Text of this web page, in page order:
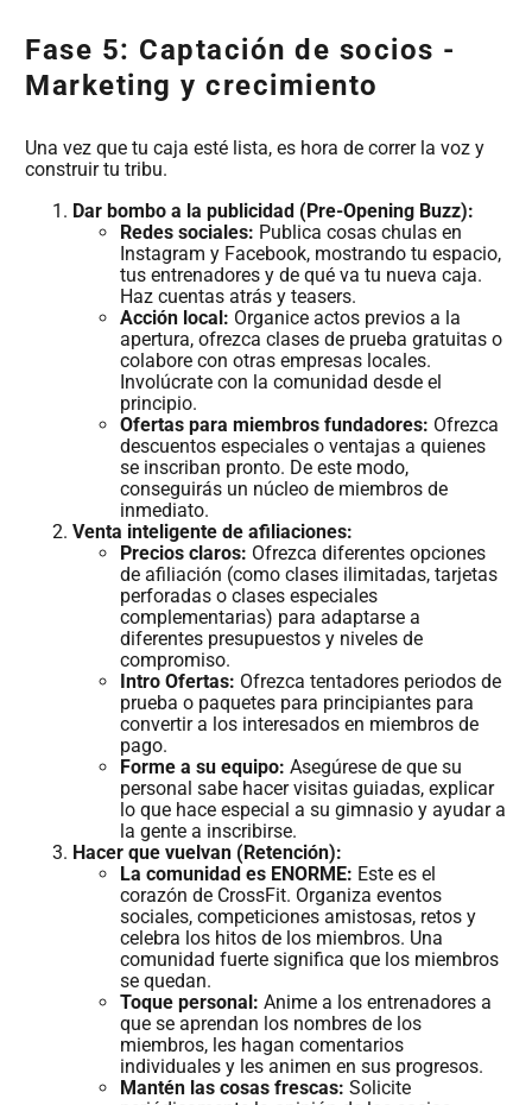
Fase 5: Captación de socios -
Marketing y crecimiento
Una vez que tu caja esté lista, es hora de correr la voz y
construir tu tribu.
Dar bombo a la publicidad (Pre-Opening Buzz):
Redes sociales: Publica cosas chulas en
Instagram y Facebook, mostrando tu espacio,
tus entrenadores y de qué va tu nueva caja.
Haz cuentas atrás y teasers.
Acción local: Organice actos previos a la
apertura, ofrezca clases de prueba gratuitas o
colabore con otras empresas locales.
Involúcrate con la comunidad desde el
principio.
Ofertas para miembros fundadores: Ofrezca
descuentos especiales o ventajas a quienes
se inscriban pronto. De este modo,
conseguirás un núcleo de miembros de
inmediato.
Venta inteligente de afiliaciones:
Precios claros: Ofrezca diferentes opciones
de afiliación (como clases ilimitadas, tarjetas
perforadas o clases especiales
complementarias) para adaptarse a
diferentes presupuestos y niveles de
compromiso.
Intro Ofertas: Ofrezca tentadores periodos de
prueba o paquetes para principiantes para
convertir a los interesados en miembros de
pago.
Forme a su equipo: Asegúrese de que su
personal sabe hacer visitas guiadas, explicar
lo que hace especial a su gimnasio y ayudar a
la gente a inscribirse.
Hacer que vuelvan (Retención):
La comunidad es ENORME: Este es el
corazón de CrossFit. Organiza eventos
sociales, competiciones amistosas, retos y
celebra los hitos de los miembros. Una
comunidad fuerte significa que los miembros
se quedan.
Toque personal: Anime a los entrenadores a
que se aprendan los nombres de los
miembros, les hagan comentarios
individuales y les animen en sus progresos.
Mantén las cosas frescas: Solicite